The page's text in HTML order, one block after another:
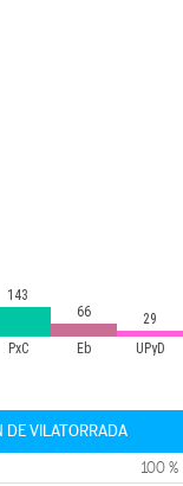
PxC Eb UPyD
143
66
29
DE VILATORRADA
100 %